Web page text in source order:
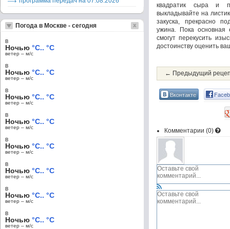
квадратик сыра и
выкладывайте на
закуска, прекрасно
ужина. Пока основная
смогут перекусить
достоинству оценить
← Предыдущий
Вконтакте
Комментарии (0)
Погода в Москве - сегодня
в
Ночью °C.. °C
ветер – м/c
в
Ночью °C.. °C
ветер – м/c
в
Ночью °C.. °C
ветер – м/c
в
Ночью °C.. °C
ветер – м/c
в
Ночью °C.. °C
ветер – м/c
в
Ночью °C.. °C
ветер – м/c
в
Ночью °C.. °C
ветер – м/c
в
Ночью °C.. °C
ветер – м/c